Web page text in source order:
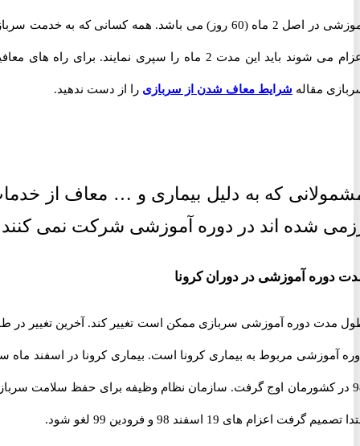
آموزشی در اصل 2 ماه (60 روز) می باشد. همه کسانی که به خدمت سربازی
اعزام می شوند باید این مدت 2 ماه را سپری نمایند. برای راه های معافیت
مقالهشرایط معاف شدن از سربازیرا از دست ندهید.
که به دلیل بیماری و … معاف از خدمات
شده اند در دوره آموزشی شرکت نمی کنند
آموزشی در دوران کرونا
دوره آموزشی سربازی ممکن است تغییر کند. آخرین تغییر در طول
مربوط به بیماری کرونا است. بیماری کرونا در اسفند ماه سال
کشورمان اوج گرفت. سازمان نظام وظیفه برای حفظ سلامت سربازان
گرفت اعزام های 19 اسفند 98 و فرودین 99 لغو شود.